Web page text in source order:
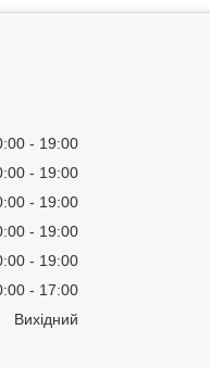
19:00
19:00
19:00
19:00
19:00
17:00
Вихідний